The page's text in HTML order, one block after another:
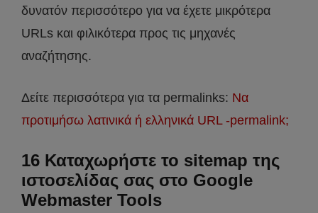
δυνατόν περισσότερο για να έχετε μικρότερα
URLs και φιλικότερα προς τις μηχανές
αναζήτησης.
Δείτε περισσότερα για τα permalinks: Να
προτιμήσω λατινικά ή ελληνικά URL -permalink;
16 Καταχωρήστε το sitemap της
ιστοσελίδας σας στο Google
Webmaster Tools